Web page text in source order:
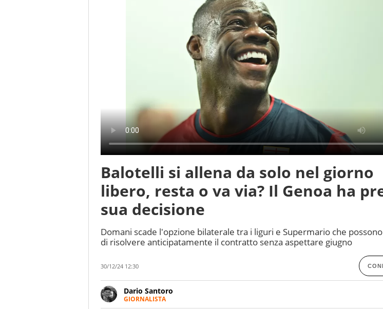
Balotelli si allena da solo nel giorno
libero, resta o va via? Il Genoa ha
sua decisione
Domani scade l'opzione bilaterale tra i liguri e Supermario che
di risolvere anticipatamente il contratto senza aspettare giugno
30/12/24 12:30
Dario Santoro
GIORNALISTA